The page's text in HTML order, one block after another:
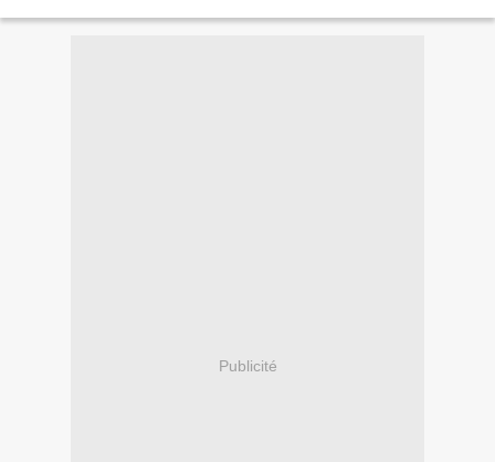
Publicité